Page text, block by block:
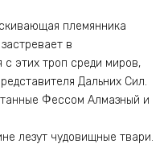
племянника
в
этих троп среди миров,
Дальних Сил.
Фессом Алмазный и
лезут чудовищные твари.